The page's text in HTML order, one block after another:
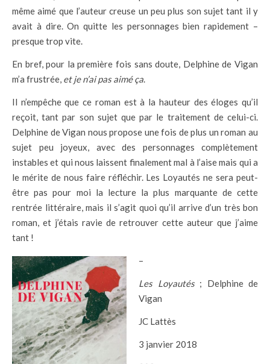
même aimé que l’auteur creuse un peu plus son sujet tant il y
avait à dire. On quitte les personnages bien rapidement –
presque trop vite.
En bref, pour la première fois sans doute, Delphine de Vigan
m’a frustrée, et je n’ai pas aimé ça.
Il n’empêche que ce roman est à la hauteur des éloges qu’il
reçoit, tant par son sujet que par le traitement de celui-ci.
Delphine de Vigan nous propose une fois de plus un roman au
sujet peu joyeux, avec des personnages complètement
instables et qui nous laissent finalement mal à l’aise mais qui a
le mérite de nous faire réfléchir. Les Loyautés ne sera peut-
être pas pour moi la lecture la plus marquante de cette
rentrée littéraire, mais il s’agit quoi qu’il arrive d’un très bon
roman, et j’étais ravie de retrouver cette auteur que j’aime
tant !
–
Les Loyautés ; Delphine de
Vigan
JC Lattès
3 janvier 2018